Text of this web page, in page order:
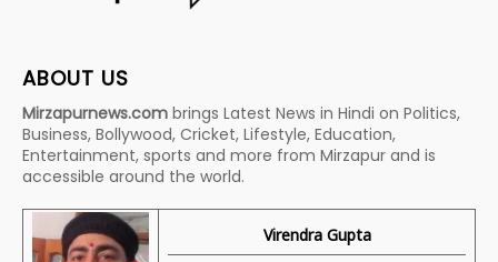
ABOUT US
Mirzapurnews.com brings Latest News in Hindi on Politics,
Business, Bollywood, Cricket, Lifestyle, Education,
Entertainment, sports and more from Mirzapur and is
accessible around the world.
Virendra Gupta